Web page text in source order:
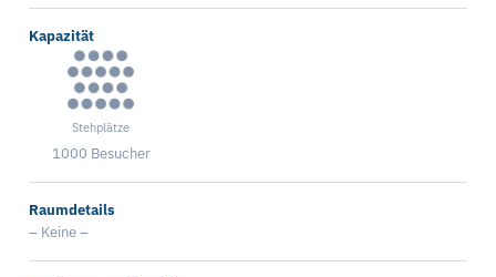
Kapazität
Stehplätze
1000 Besucher
Raumdetails
– Keine –